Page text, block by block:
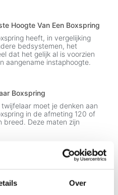
Over
Hoogte Van Een Boxspring
heeft, in vergelijking
bedsystemen, het
dat het gelijk al is voorzien
aangename instaphoogte.
Boxspring
twijfelaar moet je denken aan
in de afmeting 120 of
breed. Deze maten zijn
voorzien, zo kun je de